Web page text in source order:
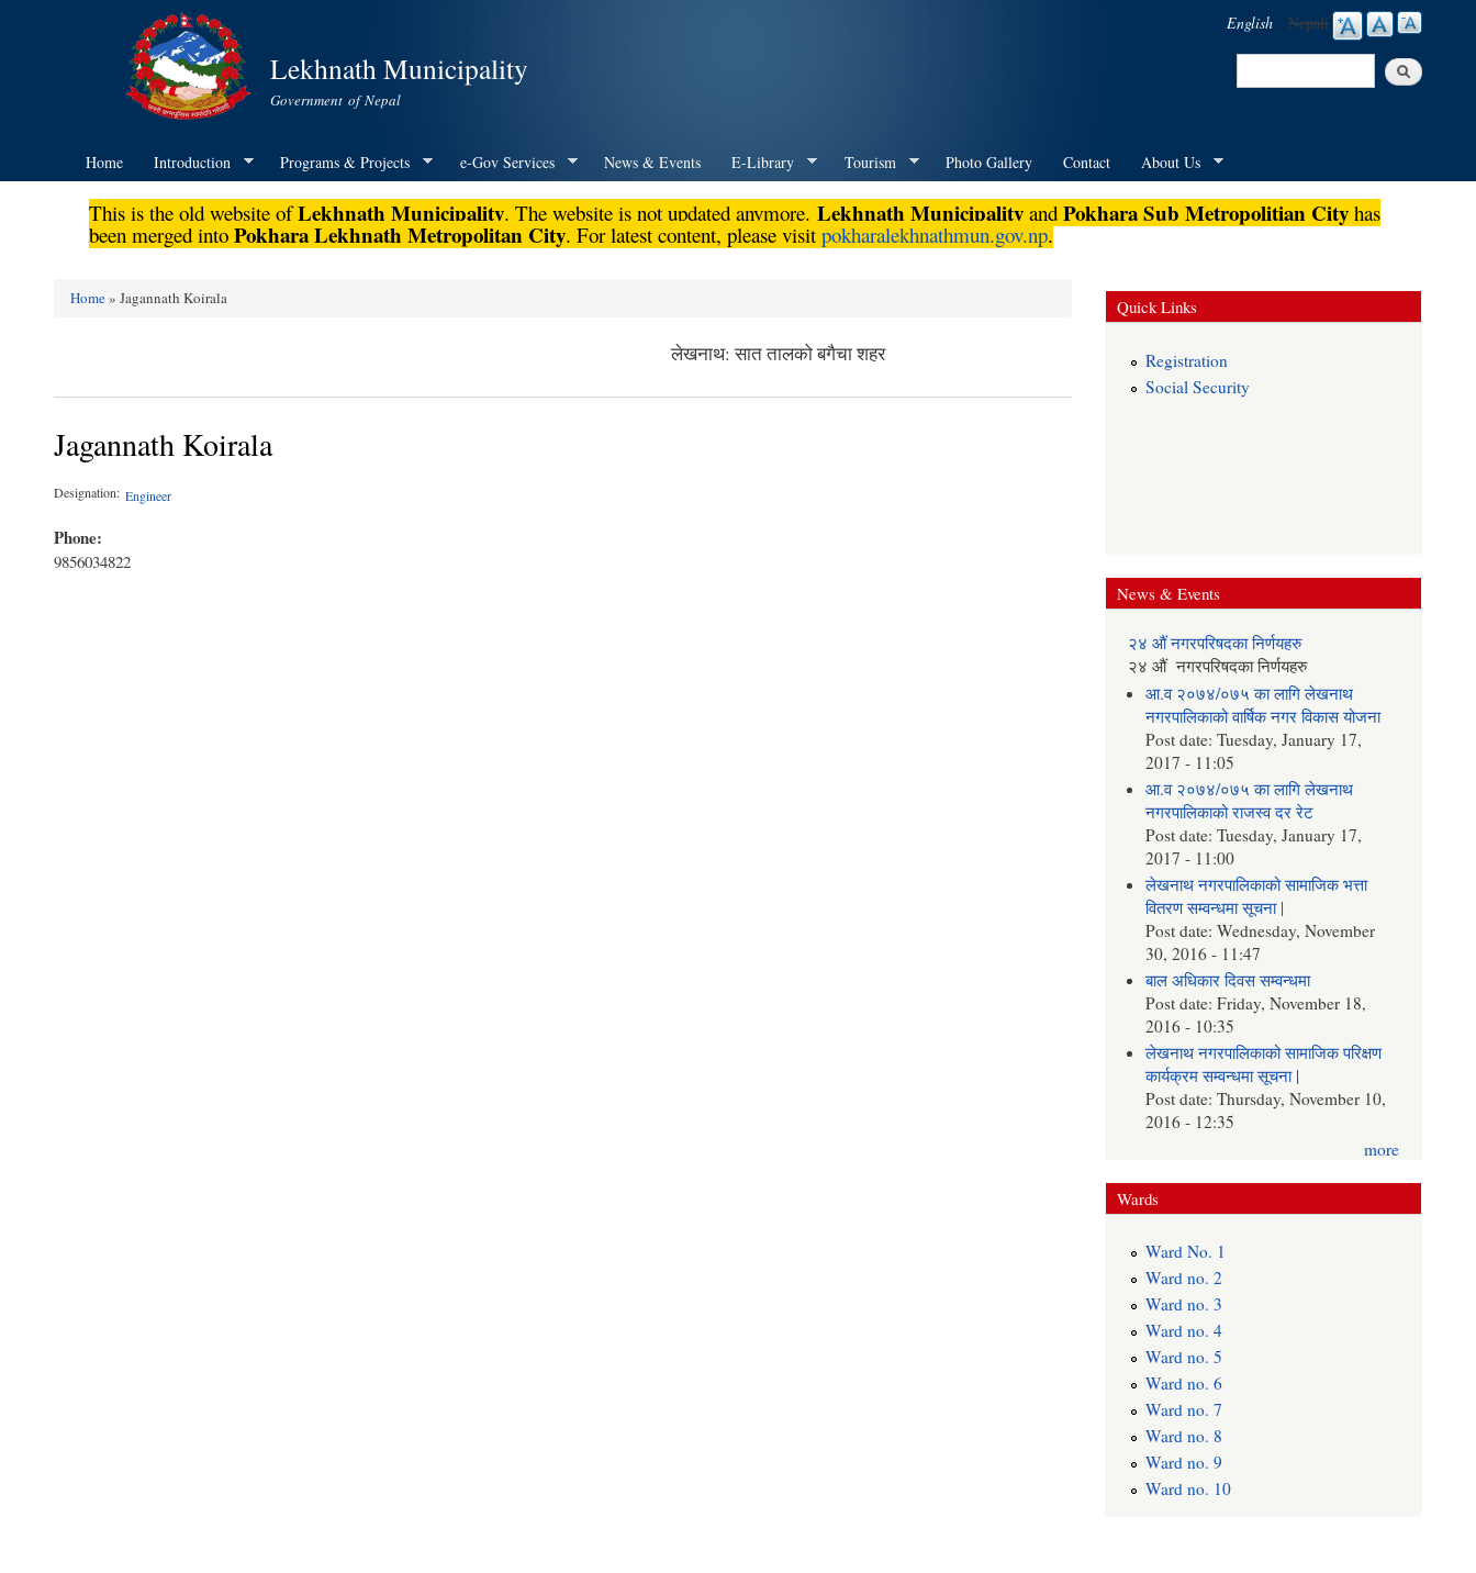
Lekhnath Municipality
Government of Nepal
English Nepali
Search
Home Introduction Programs & Projects e-Gov Services News & Events E-Library Tourism Photo Gallery Contact About Us
This is the old website ofLekhnath Municipality. The website is not updated anymore. Lekhnath Municipalityand Pokhara Sub Metropolitian Cityhas
been merged into Pokhara Lekhnath Metropolitan City. For latest content, please visit pokharalekhnathmun.gov.np.
You are here
Home» Jagannath Koirala
लेखनाथ: सात तालको बगैचा शहर
Jagannath Koirala
Designation: Engineer
Phone:
9856034822
Quick Links
Registration
Social Security
News & Events
२४ औं नगरपरिषदका निर्णयहरु
२४ औं नगरपरिषदका निर्णयहरु
आ.व २०७४/०७५ का लागि लेखनाथ
नगरपालिकाको वार्षिक नगर विकास योजना
Post date: Tuesday, January 17,
2017 - 11:05
आ.व २०७४/०७५ का लागि लेखनाथ
नगरपालिकाको राजस्व दर रेट
Post date: Tuesday, January 17,
2017 - 11:00
लेखनाथ नगरपालिकाको सामाजिक भत्ता
वितरण सम्वन्धमा सूचना |
Post date: Wednesday, November
30, 2016 - 11:47
बाल अधिकार दिवस सम्वन्धमा
Post date: Friday, November 18,
2016 - 10:35
लेखनाथ नगरपालिकाको सामाजिक परिक्षण
कार्यक्रम सम्वन्धमा सूचना |
Post date: Thursday, November 10,
2016 - 12:35
more
Wards
Ward No. 1
Ward no. 2
Ward no. 3
Ward no. 4
Ward no. 5
Ward no. 6
Ward no. 7
Ward no. 8
Ward no. 9
Ward no. 10